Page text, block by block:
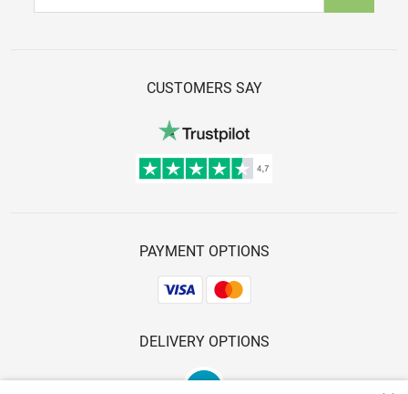
CUSTOMERS SAY
PAYMENT OPTIONS
DELIVERY OPTIONS